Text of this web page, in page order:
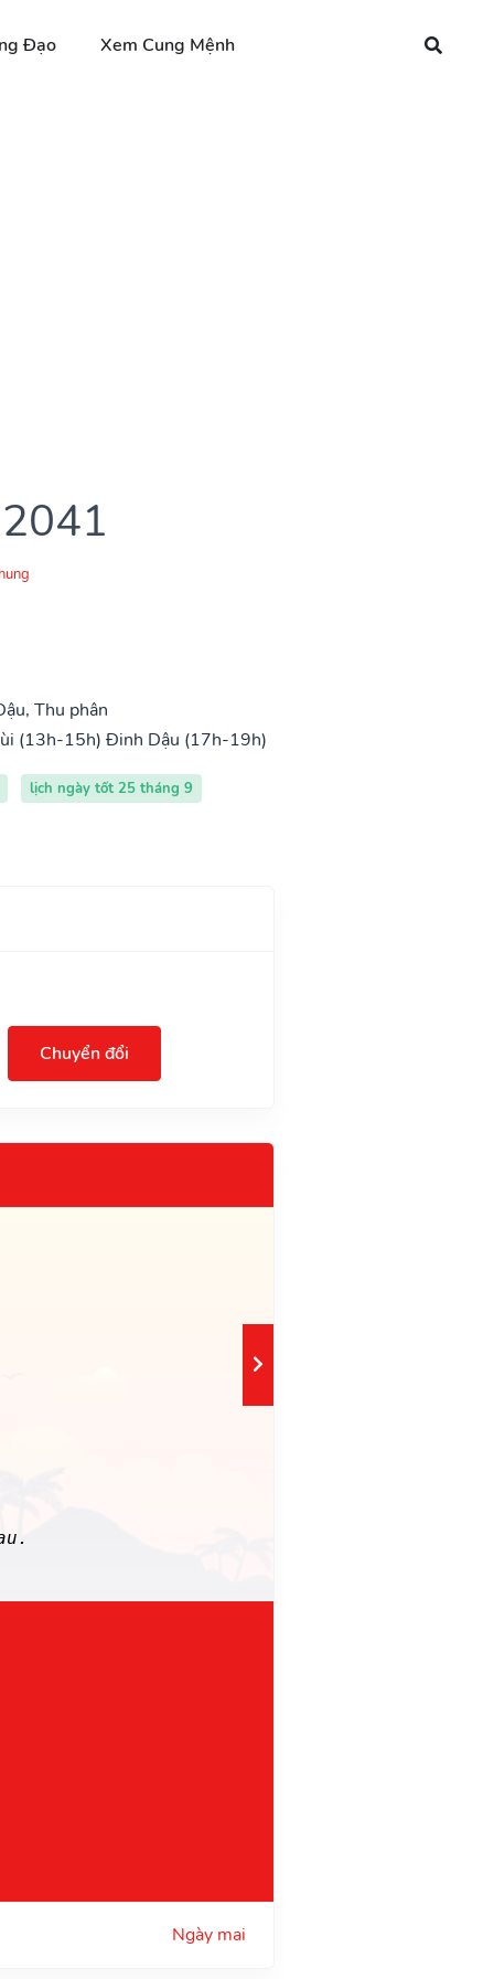
Đạo Xem Cung Mệnh
Thu phân
(13h-15h) Đinh Dậu (17h-19h)
lịch ngày tốt 25 tháng 9
Chuyển đổi
Ngày mai